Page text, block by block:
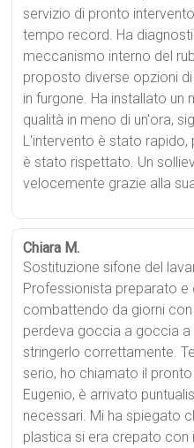
servizio di pronto
tempo record. Ha
meccanismo interno del
proposto diverse opzioni
in furgone. Ha installato
qualità in meno di un'ora,
L'intervento è stato
è stato rispettato. Un
velocemente grazie alla
Chiara M.
Sostituzione sifone del
Professionista preparato e
combattendo da giorni
perdeva goccia a goccia a
stringerlo correttamente.
serio, ho chiamato il
Eugenio, è arrivato
necessari. Mi ha spiegato
plastica si era crepato con